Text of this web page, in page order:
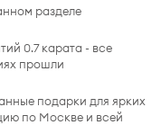
разделе
0.7 карата - все
прошли
подарки для ярких
по Москве и всей